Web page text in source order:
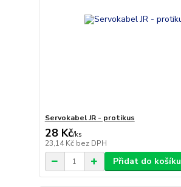
Servokabel JR - protikus
28 Kč/ks
23,14 Kč bez DPH
Přidat do košíku